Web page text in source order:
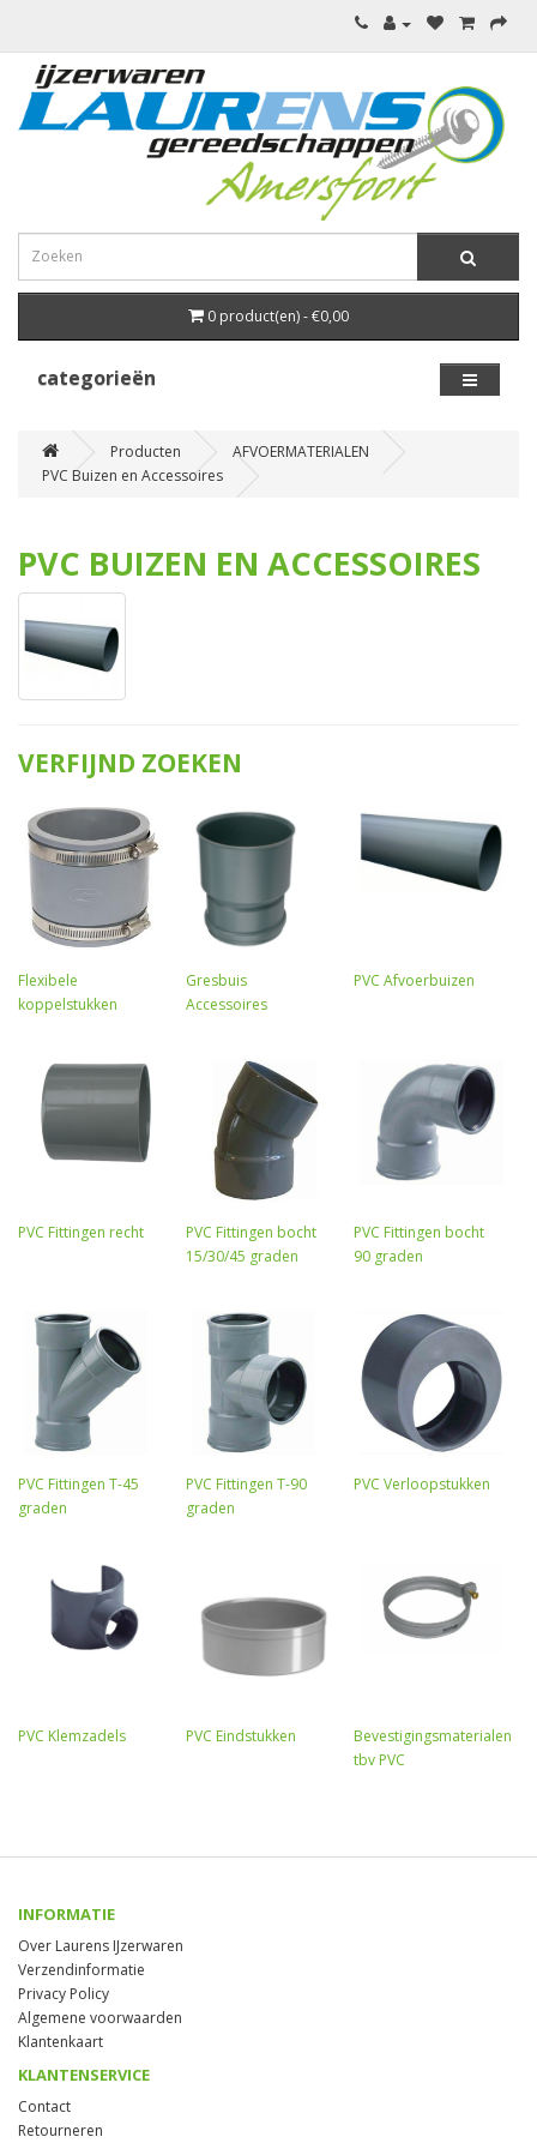
0 product(en) - €0,00
categorieën
Producten
AFVOERMATERIALEN
PVC Buizen en Accessoires
PVC BUIZEN EN ACCESSOIRES
VERFIJND ZOEKEN
Flexibele
koppelstukken
Gresbuis
Accessoires
PVC Afvoerbuizen
PVC Fittingen recht
PVC Fittingen bocht
15/30/45 graden
PVC Fittingen bocht
90 graden
PVC Fittingen T-45
graden
PVC Fittingen T-90
graden
PVC Verloopstukken
PVC Klemzadels PVC Eindstukken
Bevestigingsmaterialen
tbv PVC
INFORMATIE
Over Laurens IJzerwaren
Verzendinformatie
Privacy Policy
Algemene voorwaarden
Klantenkaart
KLANTENSERVICE
Contact
Retourneren